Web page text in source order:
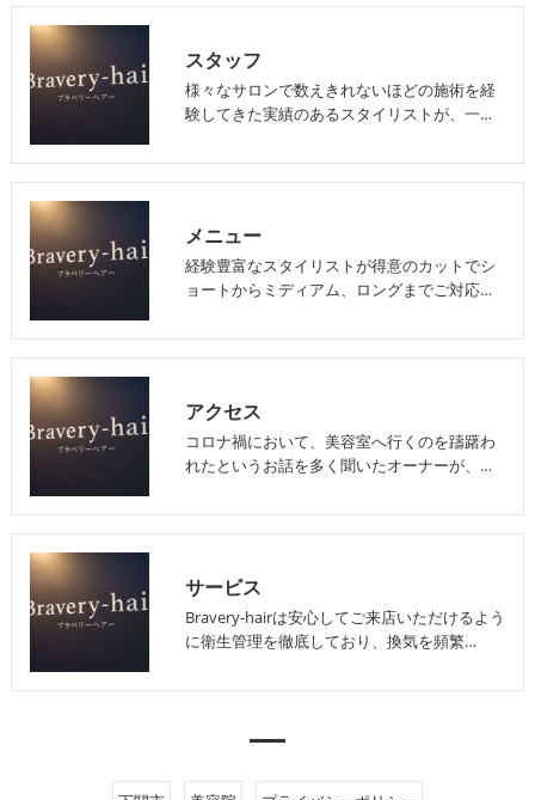
スタッフ
様々なサロンで数えきれないほどの施術を経
験してきた実績のあるスタイリストが、一…
メニュー
経験豊富なスタイリストが得意のカットでシ
ョートからミディアム、ロングまでご対応…
アクセス
コロナ禍において、美容室へ行くのを躊躇わ
れたというお話を多く聞いたオーナーが、…
サービス
Bravery-hairは安心してご来店いただけるよう
に衛生管理を徹底しており、換気を頻繁…